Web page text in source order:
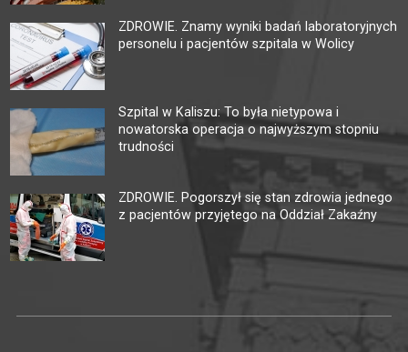
ZDROWIE. Znamy wyniki badań laboratoryjnych
personelu i pacjentów szpitala w Wolicy
Szpital w Kaliszu: To była nietypowa i
nowatorska operacja o najwyższym stopniu
trudności
ZDROWIE. Pogorszył się stan zdrowia jednego
z pacjentów przyjętego na Oddział Zakaźny